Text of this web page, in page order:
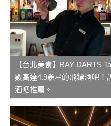
【台北美食】RAY DARTS
數高達4.9顆星的飛鏢酒吧！
酒吧推薦。